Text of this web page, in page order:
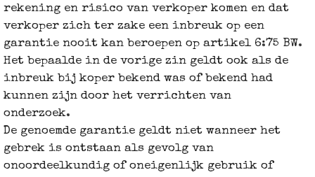
rekening en risico van verkoper komen en dat
verkoper zich ter zake een inbreuk op een
garantie nooit kan beroepen op artikel 6:75 BW.
Het bepaalde in de vorige zin geldt ook als de
inbreuk bij koper bekend was of bekend had
kunnen zijn door het verrichten van
onderzoek.
De genoemde garantie geldt niet wanneer het
gebrek is ontstaan als gevolg van
onoordeelkundig of oneigenlijk gebruik of